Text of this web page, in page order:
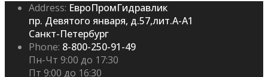
Address: ЕвроПромГидравлик
пр. Девятого января, д.57,лит.А-А1
Санкт-Петербург
Phone: 8-800-250-91-49
Пн-Чт 9:00 до 17:30
Пт 9:00 до 16:30